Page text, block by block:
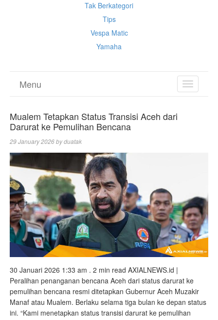
Tak Berkategori
Tips
Vespa Matic
Yamaha
TOGGLE
Menu
Mualem Tetapkan Status Transisi Aceh dari
Darurat ke Pemulihan Bencana
29 January 2026byduatak
30 Januari 2026 1:33 am . 2 min read AXIALNEWS.id |
Peralihan penanganan bencana Aceh dari status darurat ke
pemulihan bencana resmi ditetapkan Gubernur Aceh Muzakir
Manaf atau Mualem. Berlaku selama tiga bulan ke depan status
ini. “Kami menetapkan status transisi darurat ke pemulihan